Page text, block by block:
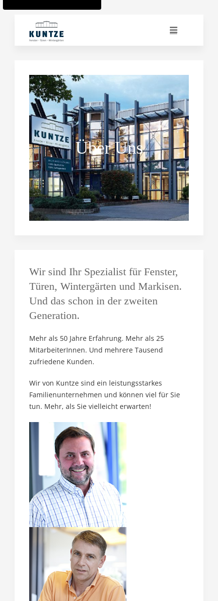
Über Uns
Wir sind Ihr Spezialist für Fenster,
Türen, Wintergärten und Markisen.
Und das schon in der zweiten
Generation.
Mehr als 50 Jahre Erfahrung. Mehr als 25
MitarbeiterInnen. Und mehrere Tausend
zufriedene Kunden.
Wir von Kuntze sind ein leistungsstarkes
Familienunternehmen und können viel für Sie
tun. Mehr, als Sie vielleicht erwarten!